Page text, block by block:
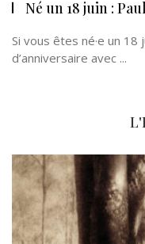
Né un 18 juin :
Si vous êtes né·e un
d’anniversaire avec ...